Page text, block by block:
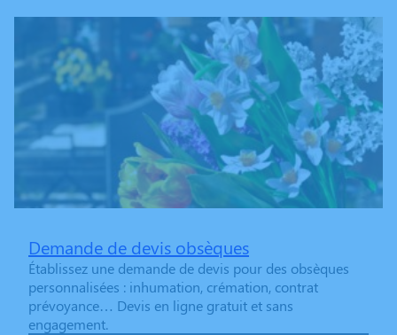
Demande de devis obsèques
Établissez une demande de devis pour des obsèques
personnalisées : inhumation, crémation, contrat
prévoyance… Devis en ligne gratuit et sans
engagement.